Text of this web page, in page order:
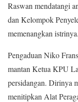
Raswan mendatangi
dan Kelompok
memenangkan istrinya.
Pengaduan Niko
mantan Ketua KPU
persidangan. Dirinya
menitipkan Alat